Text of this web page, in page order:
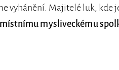
vyhánění. Majitelé luk, kde
místnímu mysliveckému